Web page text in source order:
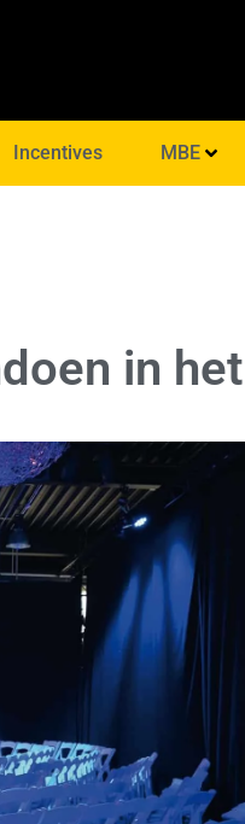
Incentives MBE
in het